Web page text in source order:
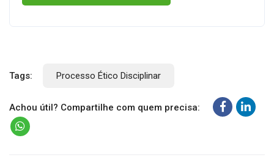
Tags: Processo Ético Disciplinar
Achou útil? Compartilhe com quem precisa: